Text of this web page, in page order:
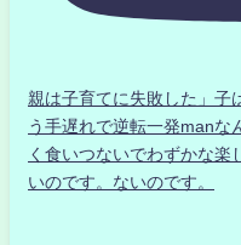
親は子育てに失敗した」子
う手遅れで逆転一発manな
く食いつないでわずかな楽
いのです。ないのです。